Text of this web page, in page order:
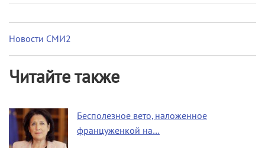
Новости СМИ2
Читайте также
Бесполезное вето, наложенное
француженкой на…